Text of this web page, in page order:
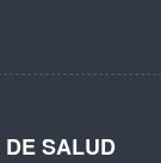
DE SALUD